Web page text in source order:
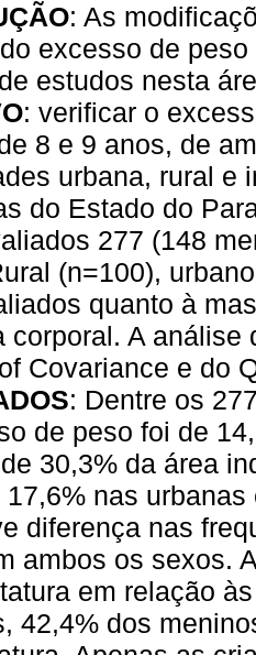
: As
excesso de
estudos nesta
: verificar o
8 e 9 anos, de
urbana, rural e
do Estado do
277 (148
(n=100),
quanto à
corporal. A
Covariance e do
: Dentre os
de peso foi de
30,3% da área
17,6% nas
diferença nas
ambos os sexos.
em relação
42,4% dos